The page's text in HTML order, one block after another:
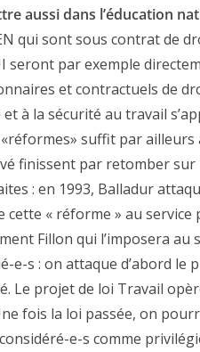
aussi dans l’éducation
qui sont sous contrat de
seront par exemple
et contractuels de
à la sécurité au travail
suffit par
finissent par retomber sur
: en 1993, Balladur
cette « réforme » au
Fillon qui l’imposera
e-s : on attaque d’abord le
Le projet de loi Travail
fois la loi passée, on
e-s comme